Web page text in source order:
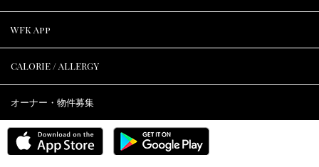
WFK App
CALORIE / ALLERGY
オーナー・物件募集